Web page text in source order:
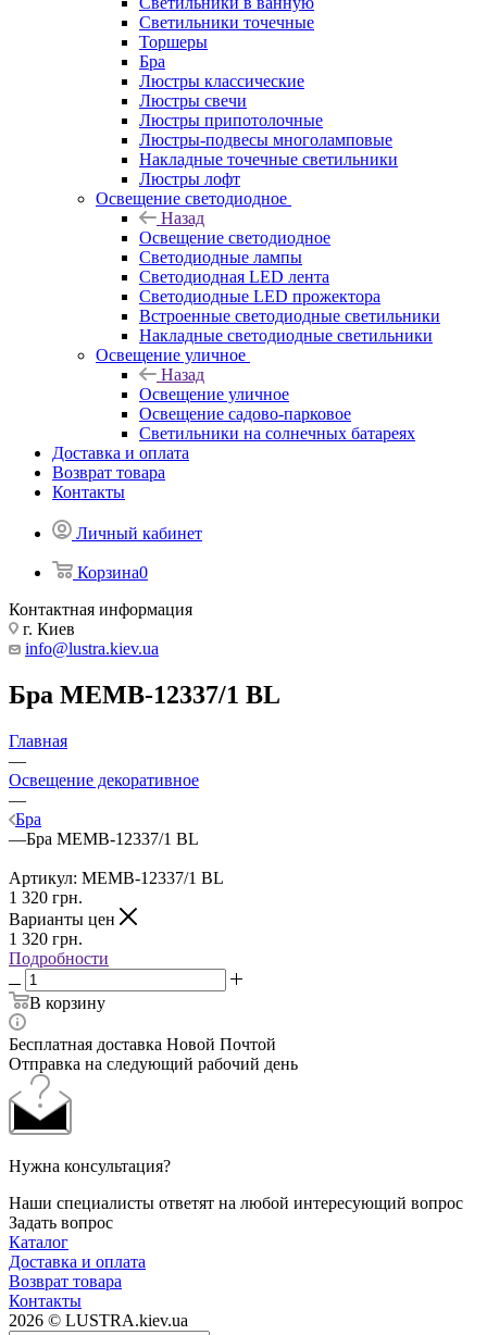
Светильники точечные
Торшеры
Бра
Люстры классические
Люстры свечи
Люстры припотолочные
Люстры-подвесы многоламповые
Накладные точечные светильники
Люстры лофт
Освещение светодиодное
Назад
Освещение светодиодное
Светодиодные лампы
Светодиодная LED лента
Светодиодные LED прожектора
Встроенные светодиодные светильники
Накладные светодиодные светильники
Освещение уличное
Назад
Освещение уличное
Освещение садово-парковое
Светильники на солнечных батареях
Доставка и оплата
Возврат товара
Контакты
Личный кабинет
Корзина0
Контактная информация
г. Киев
info@lustra.kiev.ua
Бра MEMB-12337/1 BL
Главная
—
Освещение декоративное
—
Бра
—Бра MEMB-12337/1 BL
Артикул: MEMB-12337/1 BL
1 320 грн.
Варианты цен
1 320 грн.
Подробности
В корзину
Бесплатная доставка Новой Почтой
Отправка на следующий рабочий день
Нужна консультация?
Наши специалисты ответят на любой интересующий вопрос
Задать вопрос
Каталог
Доставка и оплата
Возврат товара
Контакты
2026 © LUSTRA.kiev.ua